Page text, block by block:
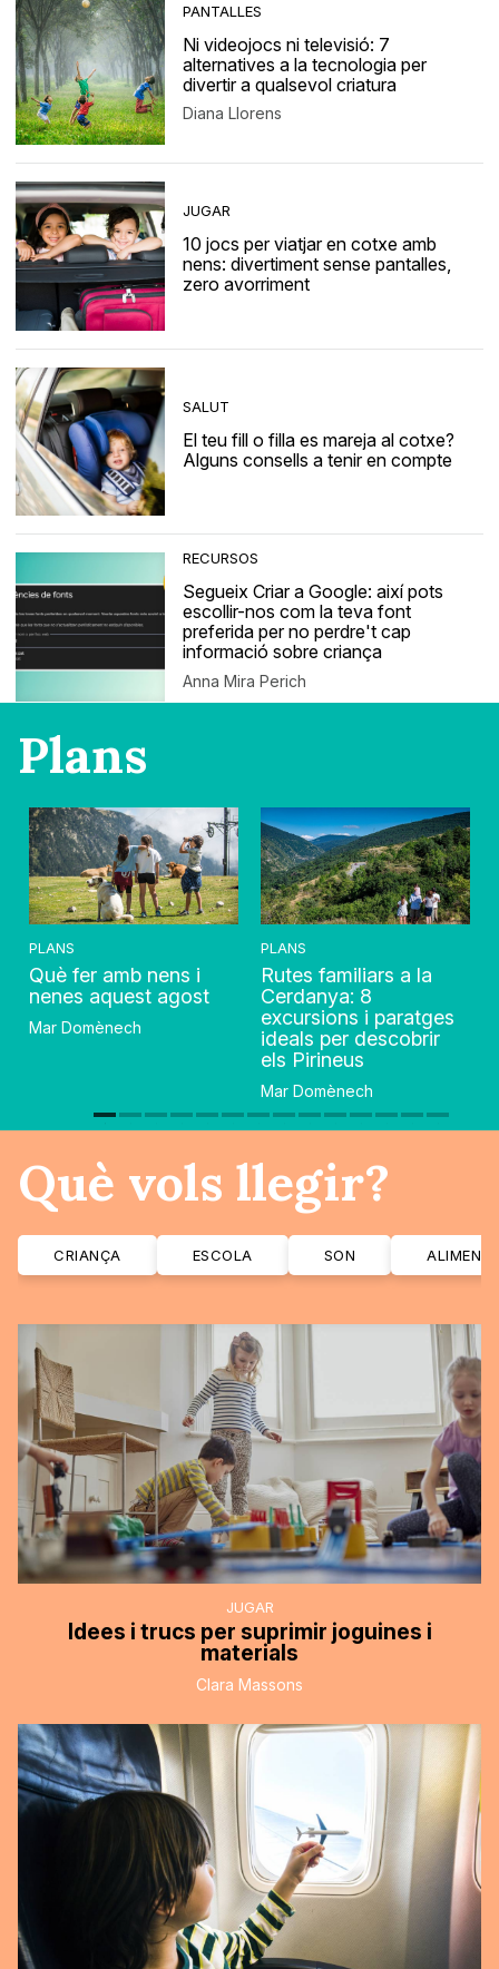
PANTALLES
Ni videojocs ni televisió: 7
alternatives a la tecnologia per
divertir a qualsevol criatura
Diana Llorens
JUGAR
10 jocs per viatjar en cotxe amb
nens: divertiment sense pantalles,
zero avorriment
SALUT
El teu fill o filla es mareja al cotxe?
Alguns consells a tenir en compte
RECURSOS
Segueix Criar a Google: així pots
escollir-nos com la teva font
preferida per no perdre't cap
informació sobre criança
Anna Mira Perich
Plans
PLANS
Què fer amb nens i
nenes aquest agost
Mar Domènech
PLANS
Rutes familiars a la
Cerdanya: 8
excursions i paratges
ideals per descobrir
els Pirineus
Mar Domènech
Què vols llegir?
CRIANÇA ESCOLA SON
JUGAR
Idees i trucs per suprimir joguines i
materials
Clara Massons